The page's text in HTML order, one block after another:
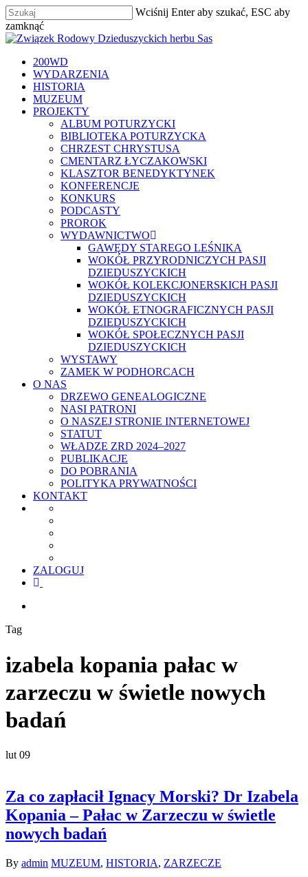
Skip
to
main
Wciśnij Enter aby szukać, ESC aby
zamknąć
Zamknij
szukaj
Menu
200WD
WYDARZENIA
HISTORIA
MUZEUM
PROJEKTY
ALBUM POTURZYCKI
BIBLIOTEKA POTURZYCKA
CHRZEST CHRYSTUSA
CMENTARZ ŁYCZAKOWSKI
KLASZTOR BENEDYKTYNEK
KONFERENCJE
KONKURS
PODCASTY
PROROK
WYDAWNICTWO
GAWĘDY STAREGO LEŚNIKA
WOKÓŁ PRZYRODNICZYCH PASJI
DZIEDUSZYCKICH
WOKÓŁ KOLEKCJONERSKICH PASJI
DZIEDUSZYCKICH
WOKÓŁ ETNOGRAFICZNYCH PASJI
DZIEDUSZYCKICH
WOKÓŁ SPOŁECZNYCH PASJI
DZIEDUSZYCKICH
WYSTAWY
ZAMEK W PODHORCACH
O NAS
DRZEWO GENEALOGICZNE
NASI PATRONI
O NASZEJ STRONIE INTERNETOWEJ
STATUT
WŁADZE ZRD 2024–2027
PUBLIKACJE
DO POBRANIA
POLITYKA PRYWATNOŚCI
KONTAKT
ZALOGUJ
facebook
Tag
izabela kopania pałac w
zarzeczu w świetle nowych
badań
lut 09
Za co zapłacił Ignacy Morski? Dr Izabela
Kopania – Pałac w Zarzeczu w świetle
nowych badań
By admin MUZEUM, HISTORIA, ZARZECZE